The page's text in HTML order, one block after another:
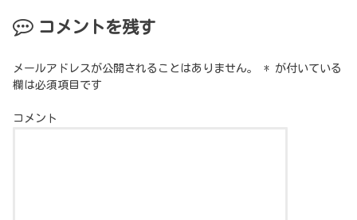
コメントを残す
メールアドレスが公開されることはありません。 * が付いている
欄は必須項目です
コメント